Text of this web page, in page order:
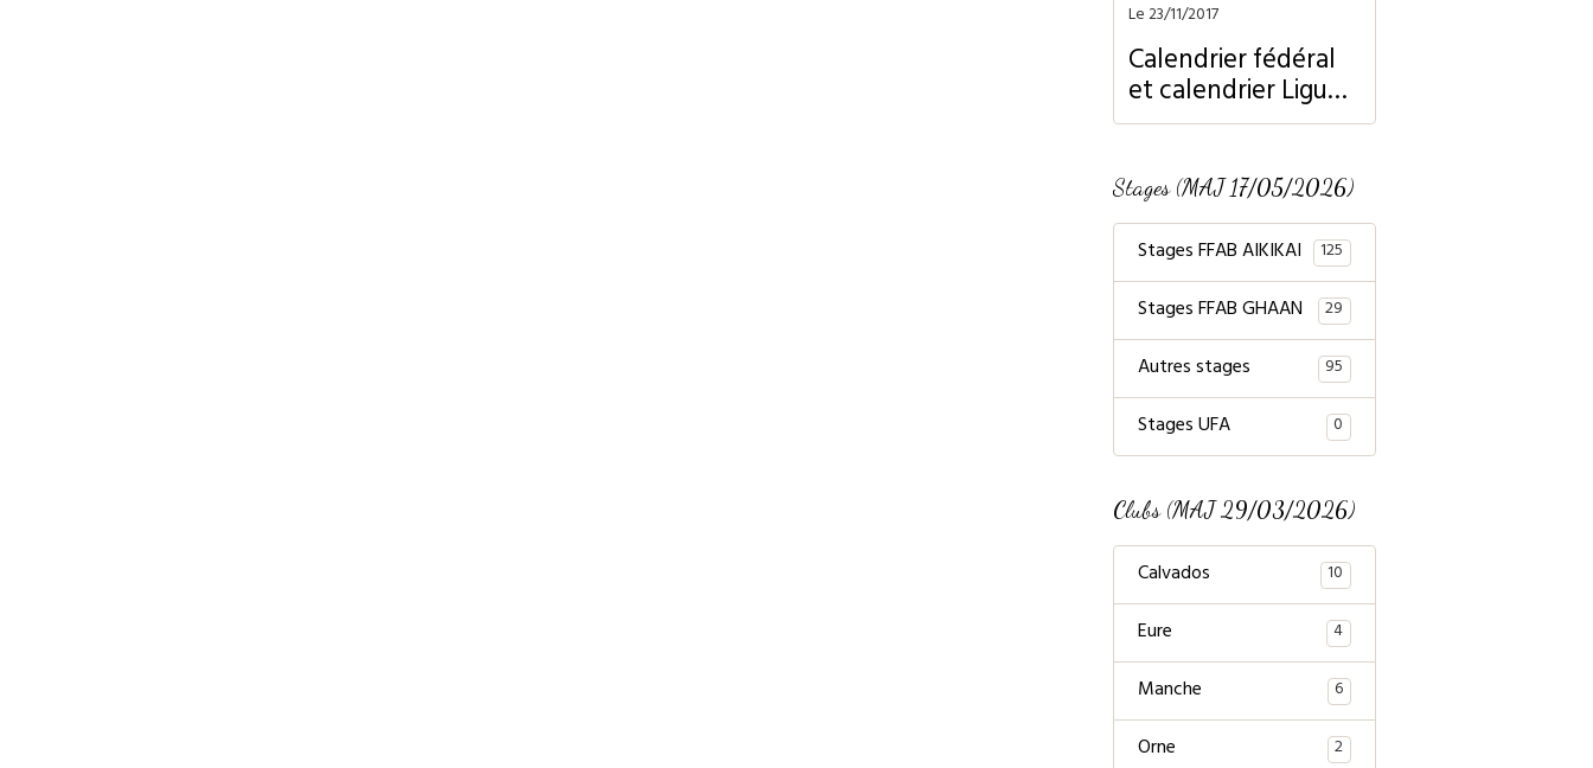
Le 23/11/2017
Calendrier fédéral
et calendrier Ligue
Normandie
Stages (MAJ 17/05/2026)
Stages FFAB AIKIKAI 125
Stages FFAB GHAAN 29
Autres stages 95
Stages UFA 0
Clubs (MAJ 29/03/2026)
Calvados 10
Eure 4
Manche 6
Orne 2